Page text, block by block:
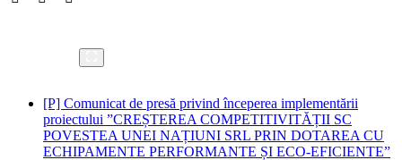
[P] Comunicat de presă privind începerea implementării
proiectului ”CREȘTEREA COMPETITIVITĂȚII SC
POVESTEA UNEI NAȚIUNI SRL PRIN DOTAREA CU
ECHIPAMENTE PERFORMANTE ȘI ECO-EFICIENTE”